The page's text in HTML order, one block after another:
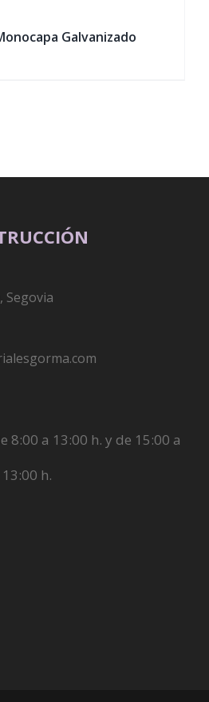
Galvanizado
Segovia
8:00 a 13:00 h. y de 15:00 a
h.